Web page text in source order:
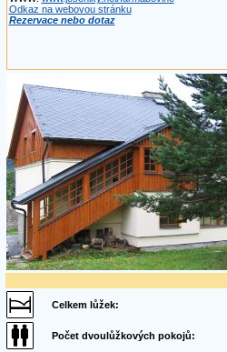
Odkaz na webovou stránku
Rezervace nebo dotaz
Celkem lůžek:
Počet dvoulůžkových pokojů: